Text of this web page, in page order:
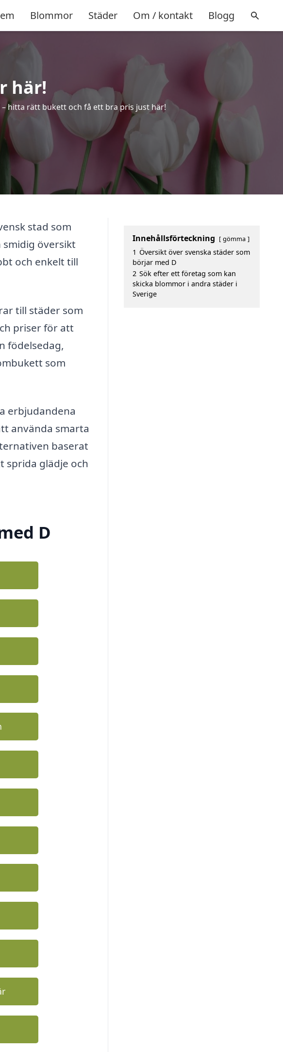
Blommor Städer Om / kontakt Blogg
här!
hitta rätt bukett och få ett bra pris just här!
stad som
smidig översikt
och enkelt till
till städer som
priser för att
födelsedag,
som
erbjudandena
använda smarta
baserat
sprida glädje och
D
Innehållsförteckning gömma
1 Översikt över svenska städer som
börjar med D
2 Sök efter ett företag som kan
skicka blommor i andra städer i
Sverige